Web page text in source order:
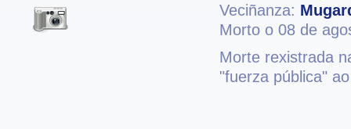
Veciñanza:
Morto o 08 de
Morte rexistrada
"fuerza pública"